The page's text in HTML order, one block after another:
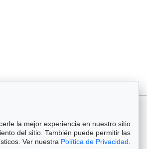
la mejor experiencia en nuestro sitio
del sitio. También puede permitir las
Ver nuestra Política de Privacidad